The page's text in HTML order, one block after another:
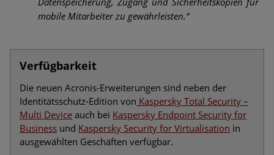
mobile Mitarbeiter zu gewährleisten.“
Verfügbarkeit
Die neuen Acronis-Erweiterungen sind neben der
Identitätsschutz-Edition von Kaspersky Total Security –
Multi Device auch bei Kaspersky Endpoint Security for
Business und Kaspersky Security for Virtualisation in
ausgewählten Geschäften verfügbar.